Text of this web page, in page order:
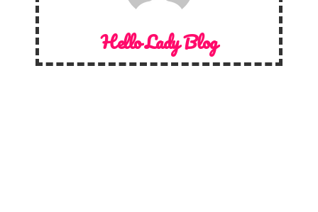
Hello Lady Blog